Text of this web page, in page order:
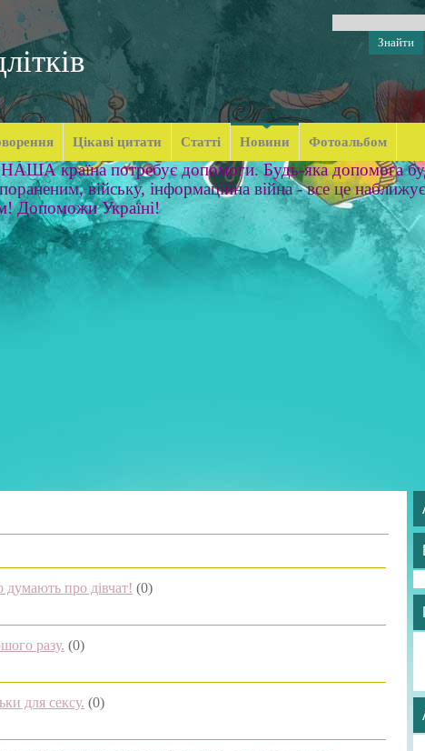
Цікаві цитати Статті Новини Фотоальбом
НАША країна потребує допомоги. Будь-яка допомога
війську, інформаційна війна - все це
Допоможи Україні!
про дівчат! (0)
разу. (0)
для сексу. (0)